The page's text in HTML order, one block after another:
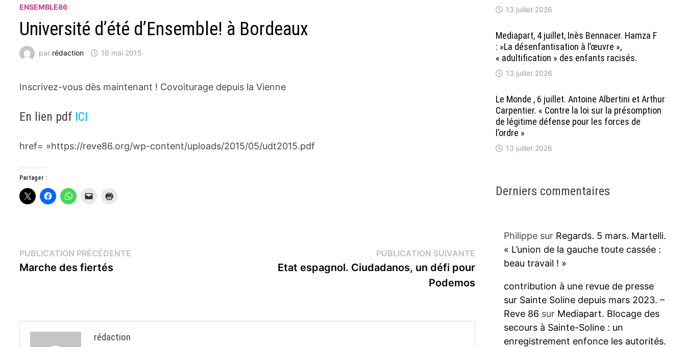
ENSEMBLE86
Université d’été d’Ensemble! à Bordeaux
par rédaction 16 mai 2015
Inscrivez-vous dès maintenant ! Covoiturage depuis la Vienne
En lien pdf ICI
href= »https://reve86.org/wp-content/uploads/2015/05/udt2015.pdf
Partager :
Navigation
de
PUBLICATION PRÉCÉDENTE
Marche des fiertés
PUBLICATION SUIVANTEPublication
suivante :
Etat espagnol. Ciudadanos, un défi pour
Podemos
rédaction
13 juillet 2026
Mediapart, 4 juillet, Inès Bennacer. Hamza F
: »La désenfantisation à l’œuvre »,
« adultification » des enfants racisés.
13 juillet 2026
Le Monde , 6 juillet. Antoine Albertini et Arthur
Carpentier. « Contre la loi sur la présomption
de légitime défense pour les forces de
l’ordre »
13 juillet 2026
Derniers commentaires
Philippesur Regards. 5 mars. Martelli.
« L’union de la gauche toute cassée :
beau travail ! »
contribution à une revue de presse
sur Sainte Soline depuis mars 2023. –
Reve 86 sur Mediapart. Blocage des
secours à Sainte-Soline : un
enregistrement enfonce les autorités.